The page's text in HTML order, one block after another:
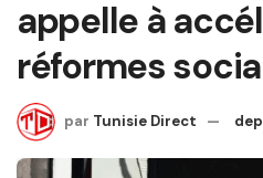
appelle à
réformes
par Tunisie Direct